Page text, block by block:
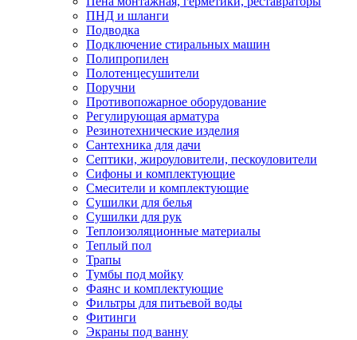
ПНД и шланги
Подводка
Подключение стиральных машин
Полипропилен
Полотенцесушители
Поручни
Противопожарное оборудование
Регулирующая арматура
Резинотехнические изделия
Сантехника для дачи
Септики, жироуловители, пескоуловители
Сифоны и комплектующие
Смесители и комплектующие
Сушилки для белья
Сушилки для рук
Теплоизоляционные материалы
Теплый пол
Трапы
Тумбы под мойку
Фаянс и комплектующие
Фильтры для питьевой воды
Фитинги
Экраны под ванну